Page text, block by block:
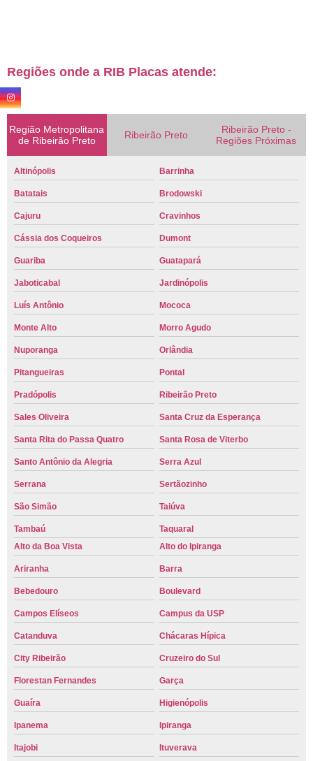
Regiões onde a RIB Placas atende:
Região Metropolitana
de Ribeirão Preto
Ribeirão Preto
Ribeirão Preto -
Regiões Próximas
Altinópolis Barrinha
Batatais Brodowski
Cajuru Cravinhos
Cássia dos Coqueiros Dumont
Guariba Guatapará
Jaboticabal Jardinópolis
Luís Antônio Mococa
Monte Alto Morro Agudo
Nuporanga Orlândia
Pitangueiras Pontal
Pradópolis Ribeirão Preto
Sales Oliveira Santa Cruz da Esperança
Santa Rita do Passa Quatro Santa Rosa de Viterbo
Santo Antônio da Alegria Serra Azul
Serrana Sertãozinho
São Simão Taiúva
Tambaú
Taquaral
Alto da Boa Vista
Alto do Ipiranga
Ariranha Barra
Bebedouro Boulevard
Campos Elíseos Campus da USP
Catanduva Chácaras Hípica
City Ribeirão Cruzeiro do Sul
Florestan Fernandes Garça
Guaíra Higienópolis
Ipanema Ipiranga
Itajobi Ituverava